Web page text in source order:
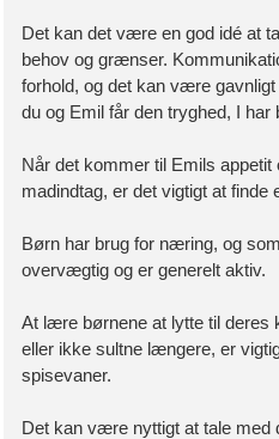
Det kan det være en god idé at
behov og grænser.
forhold, og det kan være
du og Emil får den tryghed, I har
Når det kommer til Emils
madindtag, er det vigtigt at finde
Børn har brug for næring, og
overvægtig og er generelt aktiv.
At lære børnene at lytte til deres
eller ikke sultne længere, er
spisevaner.
Det kan være nyttigt at tale med